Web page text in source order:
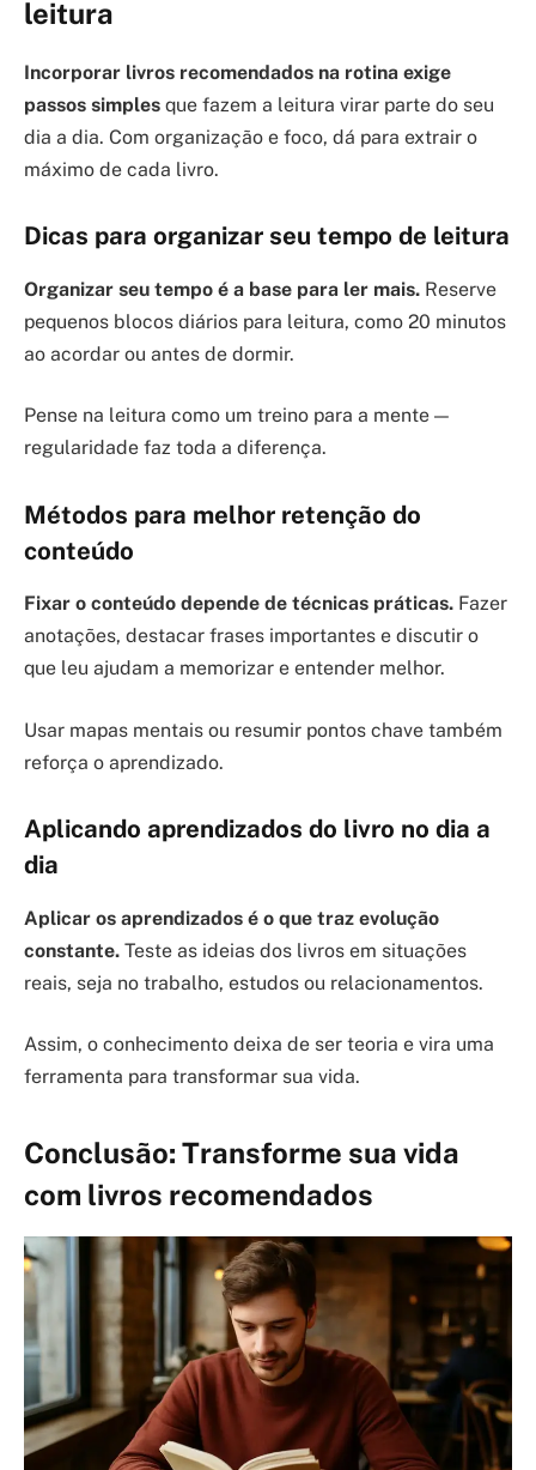
leitura
Incorporar livros recomendados na rotina exige
passos simples que fazem a leitura virar parte do seu
dia a dia. Com organização e foco, dá para extrair o
máximo de cada livro.
Dicas para organizar seu tempo de leitura
Organizar seu tempo é a base para ler mais. Reserve
pequenos blocos diários para leitura, como 20 minutos
ao acordar ou antes de dormir.
Pense na leitura como um treino para a mente —
regularidade faz toda a diferença.
Métodos para melhor retenção do
conteúdo
Fixar o conteúdo depende de técnicas práticas. Fazer
anotações, destacar frases importantes e discutir o
que leu ajudam a memorizar e entender melhor.
Usar mapas mentais ou resumir pontos chave também
reforça o aprendizado.
Aplicando aprendizados do livro no dia a
dia
Aplicar os aprendizados é o que traz evolução
constante. Teste as ideias dos livros em situações
reais, seja no trabalho, estudos ou relacionamentos.
Assim, o conhecimento deixa de ser teoria e vira uma
ferramenta para transformar sua vida.
Conclusão: Transforme sua vida
com livros recomendados